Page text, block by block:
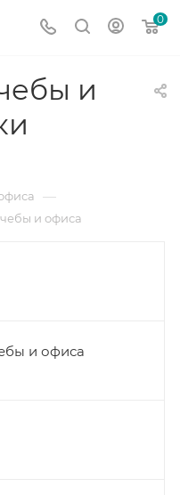
0
и
—
и офиса
и офиса